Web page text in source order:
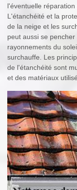
l'éventuelle
L'étanchéité et la
de la neige et les
peut aussi se
rayonnements du
surchauffe. Les
de l'étanchéité sont
et des matériaux